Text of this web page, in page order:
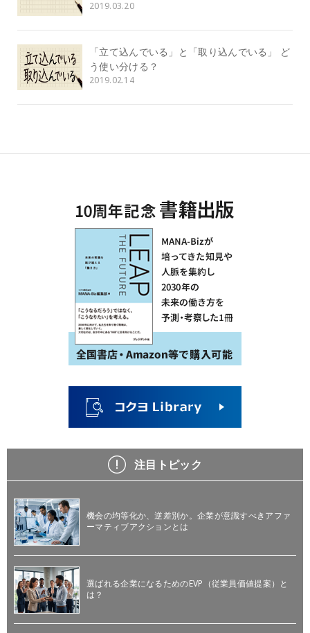
2019.03.20
「立て込んでいる」と「取り込んでいる」 ど
う使い分ける？
2019.02.14
注目トピック
機会の均等化か、逆差別か。企業が意識すべきアファ
ーマティブアクションとは
選ばれる企業になるためのEVP（従業員価値提案）と
は？